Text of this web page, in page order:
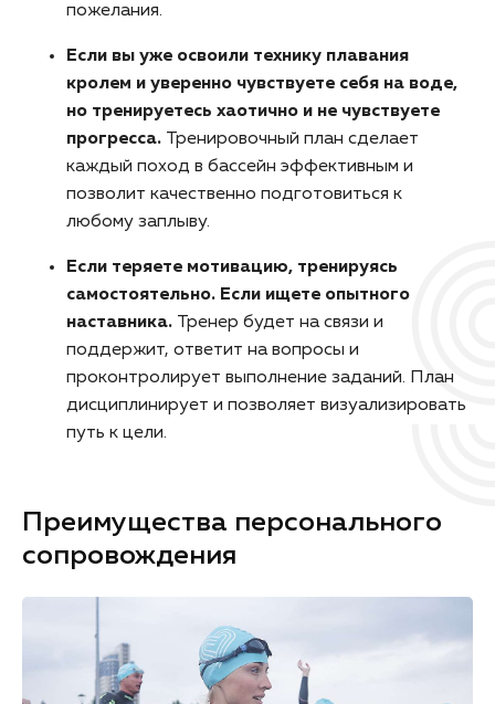
пожелания.
Если вы уже освоили технику плавания
кролем и уверенно чувствуете себя на воде,
но тренируетесь хаотично и не чувствуете
прогресса. Тренировочный план сделает
каждый поход в бассейн эффективным и
позволит качественно подготовиться к
любому заплыву.
Если теряете мотивацию, тренируясь
самостоятельно. Если ищете опытного
наставника. Тренер будет на связи и
поддержит, ответит на вопросы и
проконтролирует выполнение заданий. План
дисциплинирует и позволяет визуализировать
путь к цели.
Преимущества персонального
сопровождения